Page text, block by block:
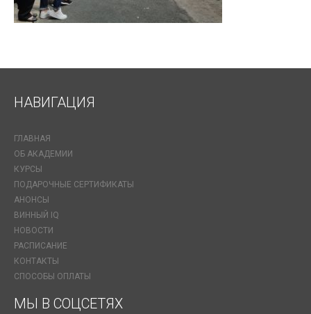
НАВИГАЦИЯ
ГЛАВНАЯ
ОБ АКАДЕМИИ
КУРСЫ
ПОДАРОЧНЫЕ СЕРТИФИКАТЫ
АНОНСЫ
ВИННЫЙ IQ
НОВОСТИ
РАСПИСАНИЕ
КОНТАКТЫ
СПОСОБЫ ОПЛАТЫ
МЫ В СОЦСЕТЯХ